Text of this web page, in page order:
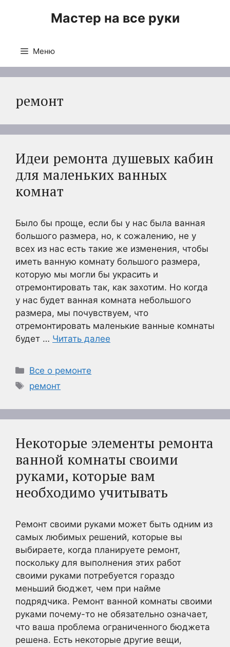
Мастер на все руки
Меню
ремонт
Идеи ремонта душевых кабин
для маленьких ванных
комнат
Было бы проще, если бы у нас была ванная
большого размера, но, к сожалению, не у
всех из нас есть такие же изменения, чтобы
иметь ванную комнату большого размера,
которую мы могли бы украсить и
отремонтировать так, как захотим. Но когда
у нас будет ванная комната небольшого
размера, мы почувствуем, что
отремонтировать маленькие ванные комнаты
будет … Читать далее
Рубрики
Все о ремонте
Метки
ремонт
Некоторые элементы ремонта
ванной комнаты своими
руками, которые вам
необходимо учитывать
Ремонт своими руками может быть одним из
самых любимых решений, которые вы
выбираете, когда планируете ремонт,
поскольку для выполнения этих работ
своими руками потребуется гораздо
меньший бюджет, чем при найме
подрядчика. Ремонт ванной комнаты своими
руками почему-то не обязательно означает,
что ваша проблема ограниченного бюджета
решена. Есть некоторые другие вещи,